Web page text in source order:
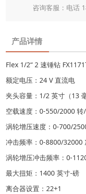
咨询客服：电话
产品详情
Flex 1/2“ 2 速锤钻
额定电压：24 V 直流电
夹头容量：1/2 英寸（13 毫
空载速度：0-550/2000 转
涡轮增压速度：0-700/
冲击频率：0-8800/32000
涡轮增压冲击频率：0-
最大扭矩：1400 英寸-磅
离合器设置：22+1